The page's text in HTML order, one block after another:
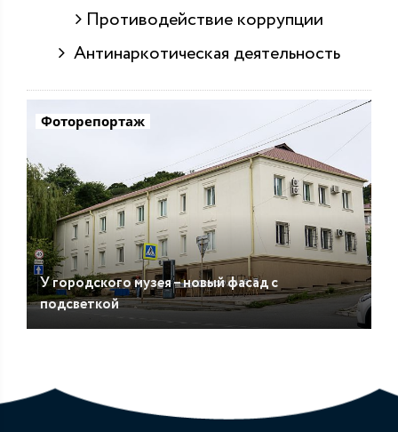
Противодействие коррупции
Антинаркотическая деятельность
Фоторепортаж
У городского музея – новый фасад с
подсветкой